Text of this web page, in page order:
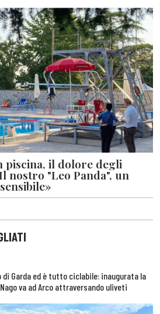
piscina, il dolore degli
nostro "Leo Panda", un
di Garda ed è tutto ciclabile: inaugurata la
va ad Arco attraversando uliveti